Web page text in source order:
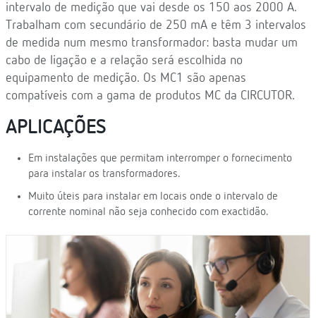
intervalo de medição que vai desde os 150 aos 2000 A.
Trabalham com secundário de 250 mA e têm 3 intervalos
de medida num mesmo transformador: basta mudar um
cabo de ligação e a relação será escolhida no
equipamento de medição. Os MC1 são apenas
compatíveis com a gama de produtos MC da CIRCUTOR.
APLICAÇÕES
Em instalações que permitam interromper o fornecimento
para instalar os transformadores.
Muito úteis para instalar em locais onde o intervalo de
corrente nominal não seja conhecido com exactidão.